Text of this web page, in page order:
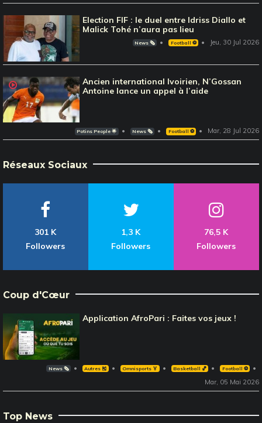
Election FIF : le duel entre Idriss Diallo et
Malick Tohé n’aura pas lieu
News 🗞️ Football ⚽️ Jeu, 30 Jul 2026
Ancien international Ivoirien, N’Gossan
Antoine lance un appel à l’aide
Potins People 🌟 News 🗞️ Football ⚽️ Mar, 28 Jul 2026
Réseaux Sociaux
301 K
Followers
1,3 K
Followers
76,5 K
Followers
Coup d'Cœur
Application AfroPari : Faites vos jeux !
News 🗞️ Autres 🎽 Omnisports 🏅 Basketball 🏀 Football ⚽️
Mar, 05 Mai 2026
Top News